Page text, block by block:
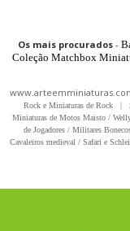
Os mais procurados-
Coleção Matchbox
Rock e Miniaturas de Rock
|
Miniaturas de Motos Maisto /
de Jogadores / Militares
Cavaleiros medieval / Safari e